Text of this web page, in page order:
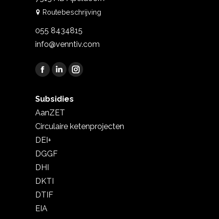
Routebeschrijving
055 8434815
info@venntiv.com
Vind ons op:
Facebook
opens
in
new
window
Linkedin
opens
in
new
Instagram
new
Subsidies
AanZET
Circulaire ketenprojecten
DEI+
DGGF
DHI
DKTI
DTIF
EIA